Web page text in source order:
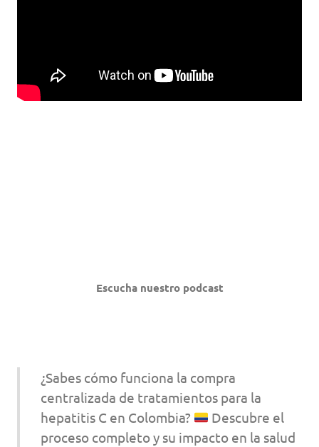
Escucha nuestro podcast
¿Sabes cómo funciona la compra
centralizada de tratamientos para la
hepatitis C en Colombia?
Descubre el
proceso completo y su impacto en la salud